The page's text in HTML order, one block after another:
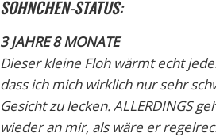
SÖHNCHEN-STATUS:
3 JAHRE 8 MONATE
Dieser kleine Floh wärmt echt
dass ich mich wirklich nur sehr
Gesicht zu lecken. ALLERDINGS
wieder an mir, als wäre er